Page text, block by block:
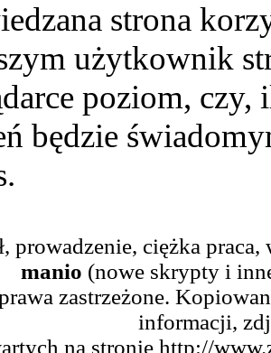
strona
użytkownik
poziom,
będzie
prowadzenie, ciężka
manio (nowe skrypty i
zastrzeżone.
informacji,
na stronie http://